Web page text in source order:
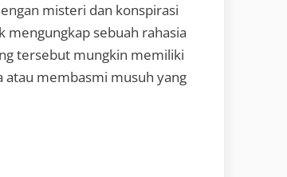
misteri dan konspirasi
mengungkap sebuah rahasia
tersebut mungkin memiliki
membasmi musuh yang